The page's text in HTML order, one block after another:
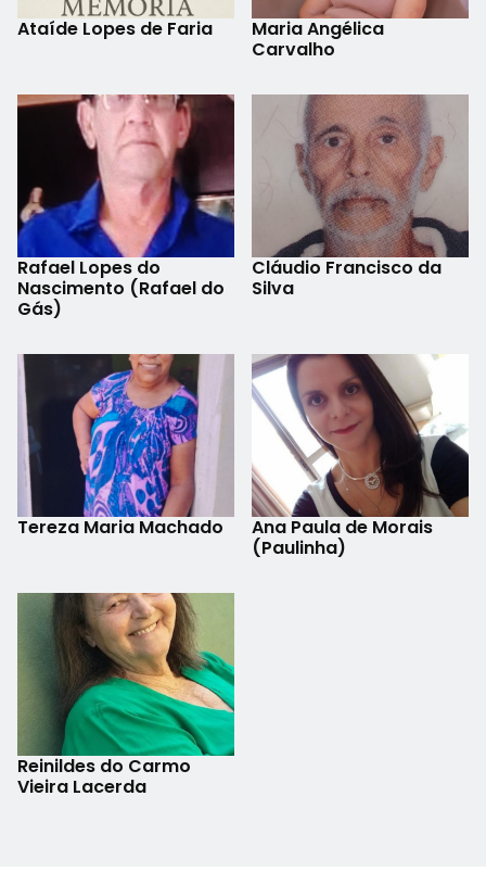
Ataíde Lopes de Faria
Maria Angélica
Carvalho
Rafael Lopes do
Nascimento (Rafael do
Gás)
Cláudio Francisco da
Silva
Tereza Maria Machado
Ana Paula de Morais
(Paulinha)
Reinildes do Carmo
Vieira Lacerda